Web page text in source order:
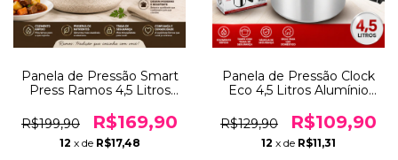
Panela de Pressão Smart
Press Ramos 4,5 Litros
Flon 7 Camadas
R$199,90 R$169,90
12 x de R$17,48
Panela de Pressão Clock
Eco 4,5 Litros Alumínio
Doméstico Prática e
Resistente
R$129,90 R$109,90
12 x de R$11,31